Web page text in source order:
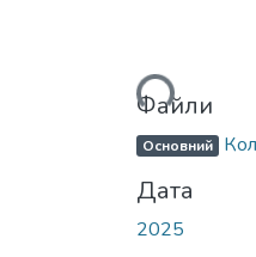
Вантажиться...
Файли
Основний
Дата
2025